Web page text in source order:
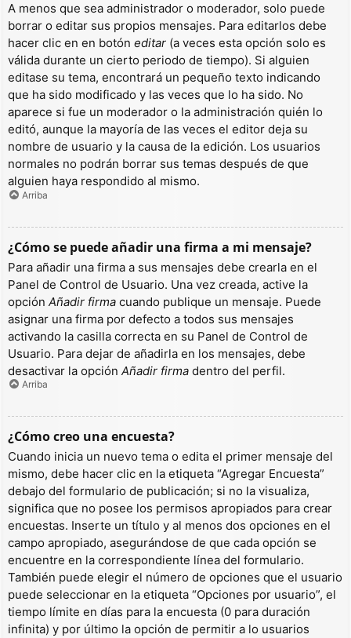
A menos que sea administrador o moderador, solo puede
borrar o editar sus propios mensajes. Para editarlos debe
hacer clic en en botón editar (a veces esta opción solo es
válida durante un cierto periodo de tiempo). Si alguien
editase su tema, encontrará un pequeño texto indicando
que ha sido modificado y las veces que lo ha sido. No
aparece si fue un moderador o la administración quién lo
editó, aunque la mayoría de las veces el editor deja su
nombre de usuario y la causa de la edición. Los usuarios
normales no podrán borrar sus temas después de que
alguien haya respondido al mismo.
Arriba
¿Cómo se puede añadir una firma a mi mensaje?
Para añadir una firma a sus mensajes debe crearla en el
Panel de Control de Usuario. Una vez creada, active la
opción Añadir firma cuando publique un mensaje. Puede
asignar una firma por defecto a todos sus mensajes
activando la casilla correcta en su Panel de Control de
Usuario. Para dejar de añadirla en los mensajes, debe
desactivar la opción Añadir firma dentro del perfil.
Arriba
¿Cómo creo una encuesta?
Cuando inicia un nuevo tema o edita el primer mensaje del
mismo, debe hacer clic en la etiqueta “Agregar Encuesta”
debajo del formulario de publicación; si no la visualiza,
significa que no posee los permisos apropiados para crear
encuestas. Inserte un título y al menos dos opciones en el
campo apropiado, asegurándose de que cada opción se
encuentre en la correspondiente línea del formulario.
También puede elegir el número de opciones que el usuario
puede seleccionar en la etiqueta “Opciones por usuario”, el
tiempo límite en días para la encuesta (0 para duración
infinita) y por último la opción de permitir a lo usuarios